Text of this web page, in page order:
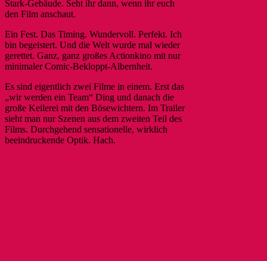
Stark-Gebäude. Seht ihr dann, wenn ihr euch
den Film anschaut.
Ein Fest. Das Timing. Wundervoll. Perfekt. Ich
bin begeistert. Und die Welt wurde mal wieder
gerettet. Ganz, ganz großes Actionkino mit nur
minimaler Comic-Bekloppt-Albernheit.
Es sind eigentlich zwei Filme in einem. Erst das
„wir werden ein Team“ Ding und danach die
große Keilerei mit den Bösewichtern. Im Trailer
sieht man nur Szenen aus dem zweiten Teil des
Films. Durchgehend sensationelle, wirklich
beeindruckende Optik. Hach.